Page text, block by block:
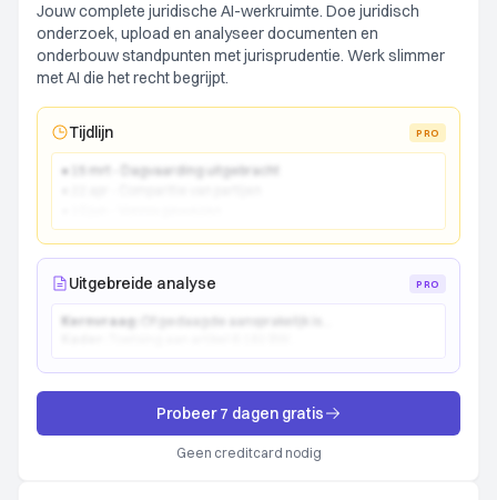
Jouw complete juridische AI-werkruimte. Doe juridisch
onderzoek, upload en analyseer documenten en
onderbouw standpunten met jurisprudentie. Werk slimmer
met AI die het recht begrijpt.
Tijdlijn PRO
● 15 mrt - Dagvaarding uitgebracht
Uitgebreide analyse PRO
Kernvraag:
Probeer 7 dagen gratis
Geen creditcard nodig